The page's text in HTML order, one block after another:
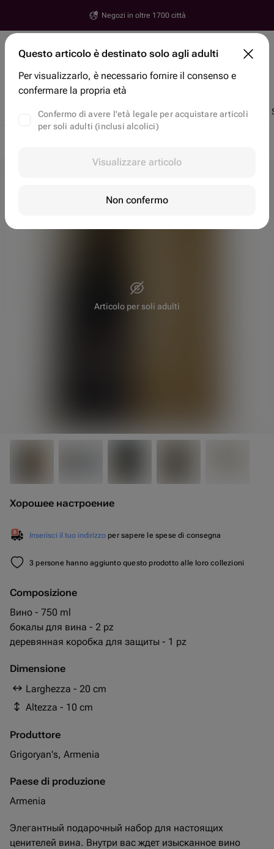
Negozi in oltre 1700 città
Via, numero civico, città
Ricerca articoli e negozi
Di tendenza Fiori Torte di Bento Fragole di cioccolato
Хорошее настроение
Inserisci il tuo indirizzo per sapere le spese di consegna
3 persone hanno aggiunto questo prodotto alle loro collezioni
Composizione
Вино - 750 ml
бокалы для вина - 2 pz
деревянная коробка для защиты - 1 pz
Dimensione
Larghezza - 20 cm
Altezza - 10 cm
Produttore
Grigoryan's, Armenia
Paese di produzione
Armenia
Articolo per soli adulti
Элегантный подарочный набор для настоящих
ценителей вина. Внутри вас ждет изысканное вино
Questo articolo è destinato solo agli adulti
Per visualizzarlo, è necessario fornire il consenso e
confermare la propria età
Confermo di avere l'età legale per acquistare articoli
per soli adulti (inclusi alcolici)
Non confermo
Visualizzare articolo